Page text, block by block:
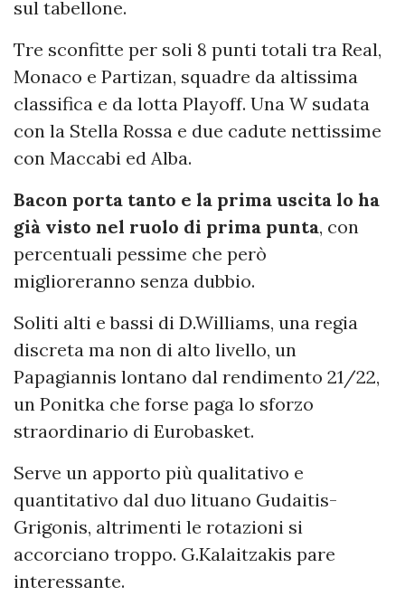
sul tabellone.
Tre sconfitte per soli 8 punti totali tra Real,
Monaco e Partizan, squadre da altissima
classifica e da lotta Playoff. Una W sudata
con la Stella Rossa e due cadute nettissime
con Maccabi ed Alba.
Bacon porta tanto e la prima uscita lo ha
già visto nel ruolo di prima punta, con
percentuali pessime che però
miglioreranno senza dubbio.
Soliti alti e bassi di D.Williams, una regia
discreta ma non di alto livello, un
Papagiannis lontano dal rendimento 21/22,
un Ponitka che forse paga lo sforzo
straordinario di Eurobasket.
Serve un apporto più qualitativo e
quantitativo dal duo lituano Gudaitis-
Grigonis, altrimenti le rotazioni si
accorciano troppo. G.Kalaitzakis pare
interessante.